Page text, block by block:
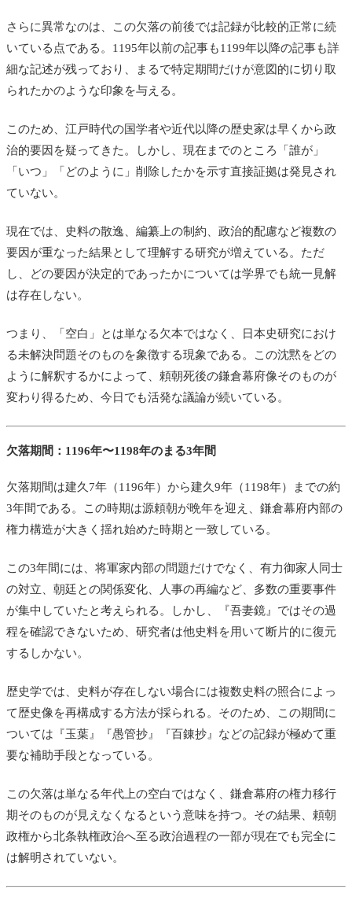
さらに異常なのは、この欠落の前後では記録が比較的正常に続
いている点である。1195年以前の記事も1199年以降の記事も詳
細な記述が残っており、まるで特定期間だけが意図的に切り取
られたかのような印象を与える。
このため、江戸時代の国学者や近代以降の歴史家は早くから政
治的要因を疑ってきた。しかし、現在までのところ「誰が」
「いつ」「どのように」削除したかを示す直接証拠は発見され
ていない。
現在では、史料の散逸、編纂上の制約、政治的配慮など複数の
要因が重なった結果として理解する研究が増えている。ただ
し、どの要因が決定的であったかについては学界でも統一見解
は存在しない。
つまり、「空白」とは単なる欠本ではなく、日本史研究におけ
る未解決問題そのものを象徴する現象である。この沈黙をどの
ように解釈するかによって、頼朝死後の鎌倉幕府像そのものが
変わり得るため、今日でも活発な議論が続いている。
欠落期間：1196年〜1198年のまる3年間
欠落期間は建久7年（1196年）から建久9年（1198年）までの約
3年間である。この時期は源頼朝が晩年を迎え、鎌倉幕府内部の
権力構造が大きく揺れ始めた時期と一致している。
この3年間には、将軍家内部の問題だけでなく、有力御家人同士
の対立、朝廷との関係変化、人事の再編など、多数の重要事件
が集中していたと考えられる。しかし、『吾妻鏡』ではその過
程を確認できないため、研究者は他史料を用いて断片的に復元
するしかない。
歴史学では、史料が存在しない場合には複数史料の照合によっ
て歴史像を再構成する方法が採られる。そのため、この期間に
ついては『玉葉』『愚管抄』『百錬抄』などの記録が極めて重
要な補助手段となっている。
この欠落は単なる年代上の空白ではなく、鎌倉幕府の権力移行
期そのものが見えなくなるという意味を持つ。その結果、頼朝
政権から北条執権政治へ至る政治過程の一部が現在でも完全に
は解明されていない。